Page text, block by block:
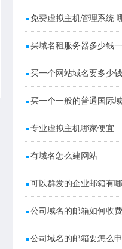
免费虚拟主机管理系统
买域名租服务器多少钱
买一个网站域名要多少钱
买一个一般的普通国际
专业虚拟主机哪家便宜
有域名怎么建网站
可以群发的企业邮箱有
公司域名的邮箱如何收
公司域名的邮箱要怎么